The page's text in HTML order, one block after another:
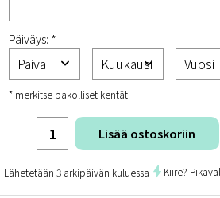
Päiväys: *
* merkitse pakolliset kentät
Lisää ostoskoriin
Lähetetään 3 arkipäivän kuluessa Kiire?